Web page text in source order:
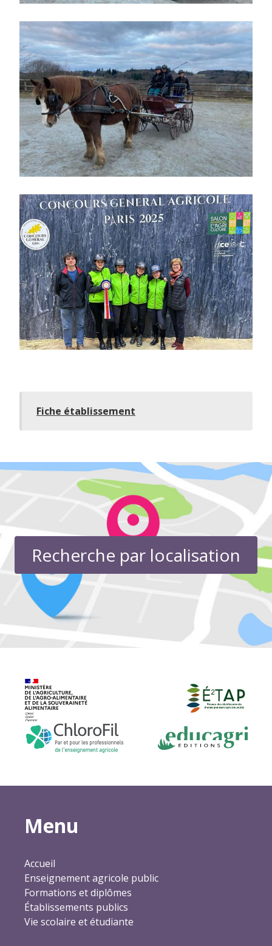
Fiche établissement
Recherche par localisation
Menu
Accueil
Enseignement agricole public
Formations et diplômes
Établissements publics
Vie scolaire et étudiante